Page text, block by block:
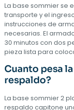
La base sommier se
transporte y el
instrucciones de
necesarias. El
30 minutos con dos
pieza lista para
Cuanto pesa
respaldo?
La base sommier 2
respaldo capitone